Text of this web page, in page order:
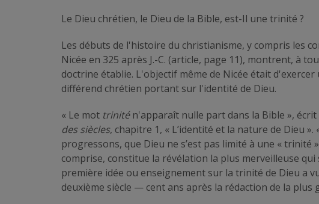
Le Dieu chrétien, le Dieu de la Bible, est-Il une trinité ?
Les débuts de l'histoire du christianisme, y compris les
Nicée en 325 après J.-C. (article, page 11), montrent, à
doctrine établie. L'objectif même de Nicée était
différend chrétien portant sur l'identité de Dieu.
« Le mot trinitén'apparaît nulle part dans la Bible »,
des siècles, chapitre 1, « L’identité et la nature de Dieu
progressons, que Dieu ne s’est pas limité à une «
comprise, constitue la révélation la plus merveilleuse
première idée ou enseignement sur la trinité de Dieu a
deuxième siècle — cent ans après la rédaction de la